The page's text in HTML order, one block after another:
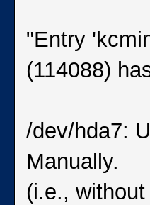
"Entry
(114088)
/dev/hda7:
Manually.
(i.e.,